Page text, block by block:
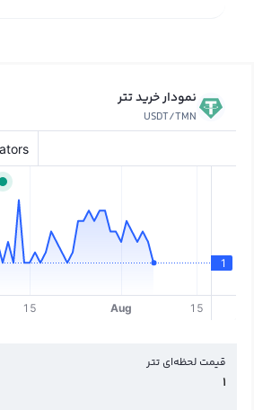
نمودار خرید تتر
USDT/TMN
قیمت لحظه‌ای تتر
1